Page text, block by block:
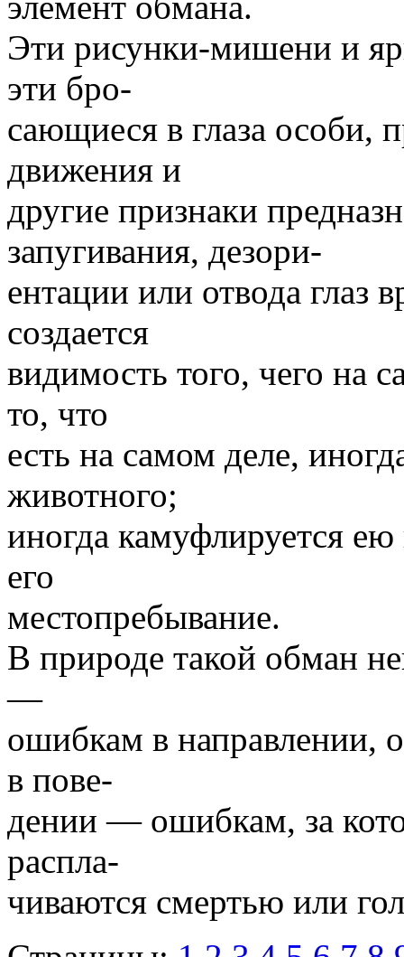
Эти рисунки-мишени и
эти бро-
сающиеся в глаза особи,
движения и
другие признаки
запугивания, дезори-
ентации или отвода глаз
создается
видимость того, чего на
то, что
есть на самом деле,
животного;
иногда камуфлируется ею
его
местопребывание.
В природе такой обман
—
ошибкам в направлении,
в пове-
дении — ошибкам, за
распла-
чиваются смертью или